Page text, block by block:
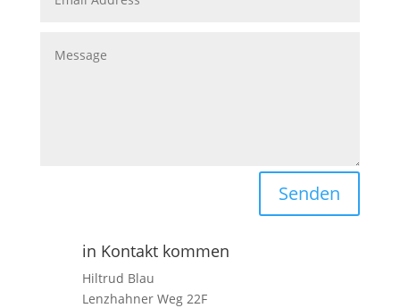
Senden
in Kontakt kommen
Hiltrud Blau
Lenzhahner Weg 22F